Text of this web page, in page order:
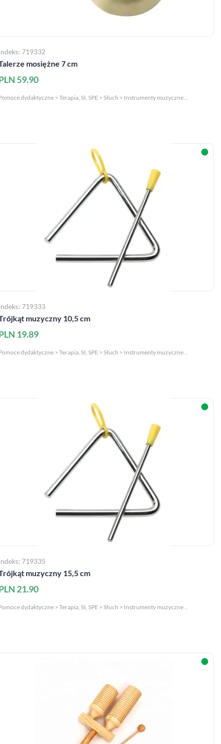
719332
mosiężne 7 cm
59.90
dydaktyczne > Terapia, SI, SPE > Słuch > Instrumenty muzyczne ..
719333
muzyczny 10,5 cm
19.89
dydaktyczne > Terapia, SI, SPE > Słuch > Instrumenty muzyczne ..
719335
muzyczny 15,5 cm
21.90
dydaktyczne > Terapia, SI, SPE > Słuch > Instrumenty muzyczne ..